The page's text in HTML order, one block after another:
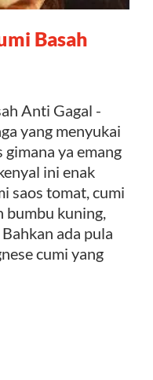
Basah
Anti Gagal -
yang menyukai
ya emang
ini enak
saos tomat, cumi
bumbu kuning,
ada pula
cumi yang